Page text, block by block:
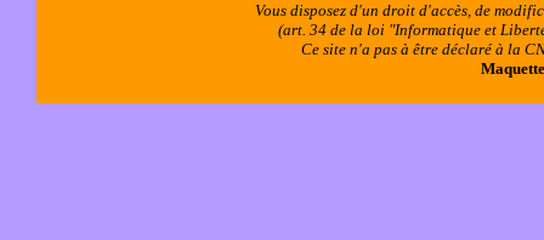
Vous disposez d'un droit d'accès, de
(art. 34 de la loi "Informatique et
Ce site n'a pas à être déclaré à la